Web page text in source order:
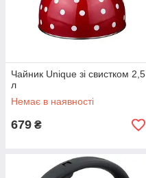
Чайник Unique зі свистком 2,5
л
Немає в наявності
679 ₴